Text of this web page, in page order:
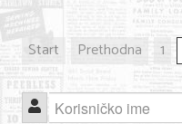
Start
Prethodna 1
Korisničko ime